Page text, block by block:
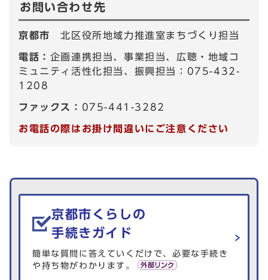
お問い合わせ先
京都市北区役所地域力推進室まちづくり担当
電話： 企画連携担当、事業担当、広聴・地域コ
ミュニティ活性化担当、振興担当：075-432-
1208
ファックス： 075-441-3282
お電話の際はお掛け間違いにご注意ください
生活情報を探す
京都市くらしの
手続きガイド
簡単な質問に答えていくだけで、必要な手続き
や持ち物がわかります。